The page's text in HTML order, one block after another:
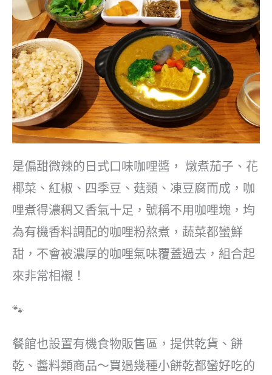
是偏甜微辣的日式口味咖哩醬， 燉煮茄子、花
椰菜、紅椒、四季豆、菇類、凍豆腐而成，咖
哩煮得濃稠又香氣十足，號稱不用咖哩塊，均
為有機香料調配的咖哩粉熬煮，蔬菜都蠻鮮
甜，不會被濃厚的咖哩氣味覆蓋過去，組合起
來非常相襯！
🐾
餐館也設置有機食物販售區，提供乾貨、餅
乾、醬料類商品～買過幾種小餅乾都蠻好吃的